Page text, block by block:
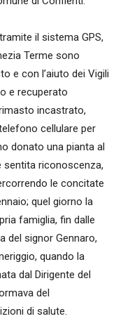
il sistema GPS,
Terme sono
e con l’aiuto dei Vigili
e recuperato
incastrato,
cellulare per
donato una pianta al
riconoscenza,
le concitate
quel giorno la
famiglia, fin dalle
del signor Gennaro,
quando la
dal Dirigente del
del
di salute.